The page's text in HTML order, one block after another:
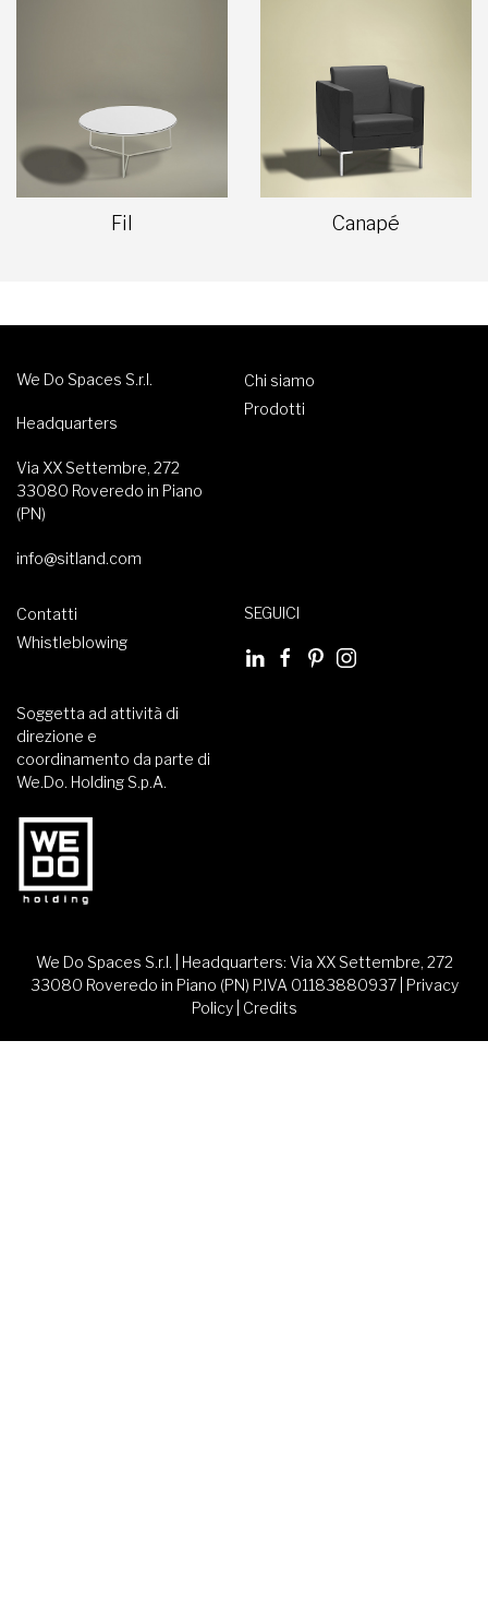
Fil Canapé
We Do Spaces S.r.l.
Headquarters
Via XX Settembre, 272
33080 Roveredo in Piano
(PN)
info@sitland.com
Chi siamo
Prodotti
Contatti
Whistleblowing
SEGUICI
Soggetta ad attività di
direzione e
coordinamento da parte di
We.Do. Holding S.p.A.
We Do Spaces S.r.l. | Headquarters: Via XX Settembre, 272
33080 Roveredo in Piano (PN) P.IVA 01183880937 | Privacy
Policy| Credits